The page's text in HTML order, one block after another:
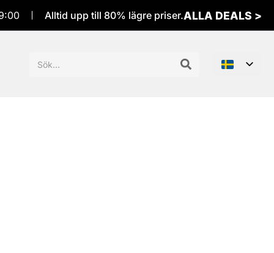
Alltid upp till 80% lägre priser.ALLA DEALS >
efter: